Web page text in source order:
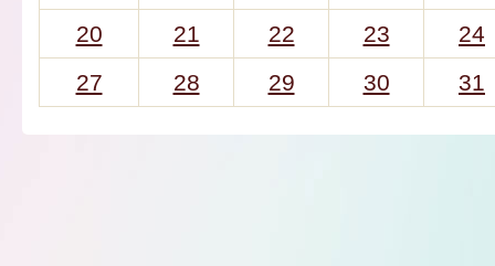
20
21 22 23
24
27
28 29 30 31